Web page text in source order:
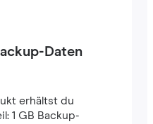
Daten
erhältst du
1 GB Backup-